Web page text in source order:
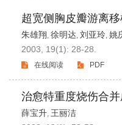
超宽侧胸皮瓣游离
朱雄翔, 徐明达, 刘亚玲, 姚
2003, 19(1): 28-28.
在线阅读 PDF
治愈特重度烧伤合
薛宝升, 王丽洁